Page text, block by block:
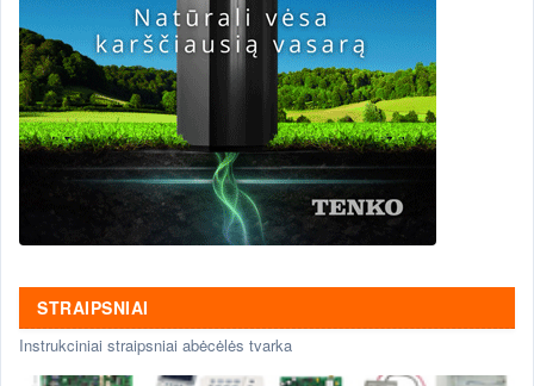
STRAIPSNIAI
Instrukciniai straipsniai abėcėlės tvarka